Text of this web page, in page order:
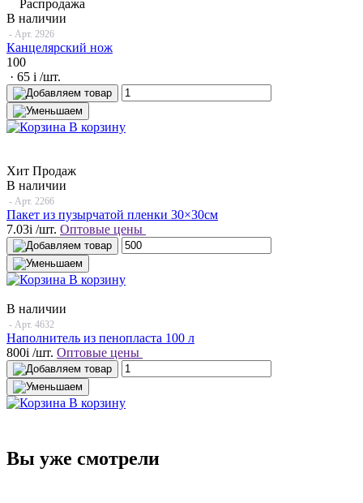
Распродажа
В наличии
- Арт. 2926
Канцелярский нож
100
· 65 i /шт.
В корзину
Хит Продаж
В наличии
- Арт. 2266
Пакет из пузырчатой пленки 30×30см
7.03i /шт. Оптовые цены
В корзину
В наличии
- Арт. 4632
Наполнитель из пенопласта 100 л
800i /шт. Оптовые цены
В корзину
Вы уже смотрели